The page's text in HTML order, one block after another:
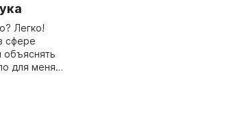
Легко!
сфере
объяснять
для меня
и